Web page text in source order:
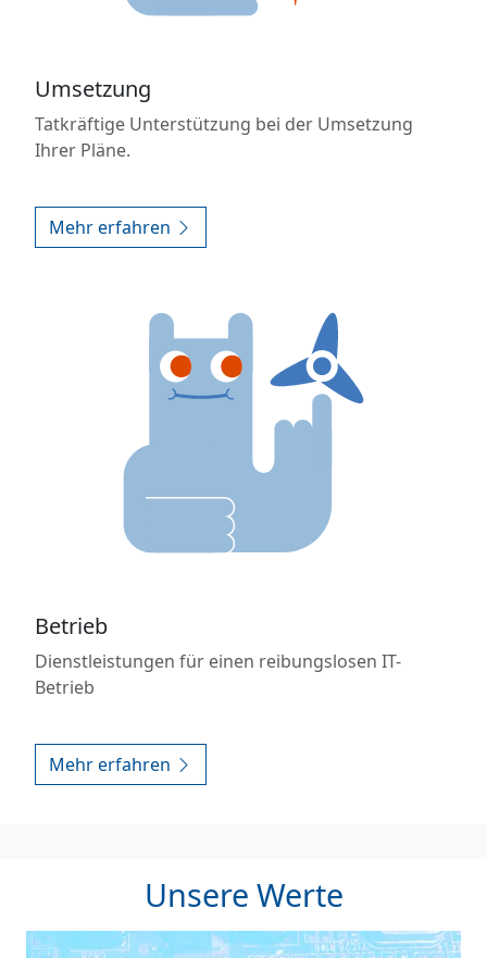
Umsetzung
Tatkräftige Unterstützung bei der Umsetzung
Ihrer Pläne.
Mehr erfahren
Betrieb
Dienstleistungen für einen reibungslosen IT-
Betrieb
Mehr erfahren
Unsere Werte